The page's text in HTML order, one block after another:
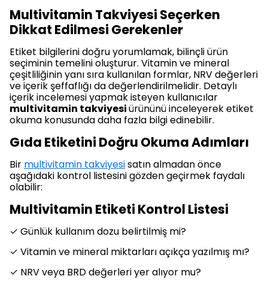
Multivitamin Takviyesi Seçerken
Dikkat Edilmesi Gerekenler
Etiket bilgilerini doğru yorumlamak, bilinçli ürün
seçiminin temelini oluşturur. Vitamin ve mineral
çeşitliliğinin yanı sıra kullanılan formlar, NRV değerleri
ve içerik şeffaflığı da değerlendirilmelidir. Detaylı
içerik incelemesi yapmak isteyen kullanıcılar
multivitamin takviyesiürününü inceleyerek etiket
okuma konusunda daha fazla bilgi edinebilir.
Gıda Etiketini Doğru Okuma Adımları
Bir multivitamin takviyesisatın almadan önce
aşağıdaki kontrol listesini gözden geçirmek faydalı
olabilir:
Multivitamin Etiketi Kontrol Listesi
✓ Günlük kullanım dozu belirtilmiş mi?
✓ Vitamin ve mineral miktarları açıkça yazılmış mı?
✓ NRV veya BRD değerleri yer alıyor mu?